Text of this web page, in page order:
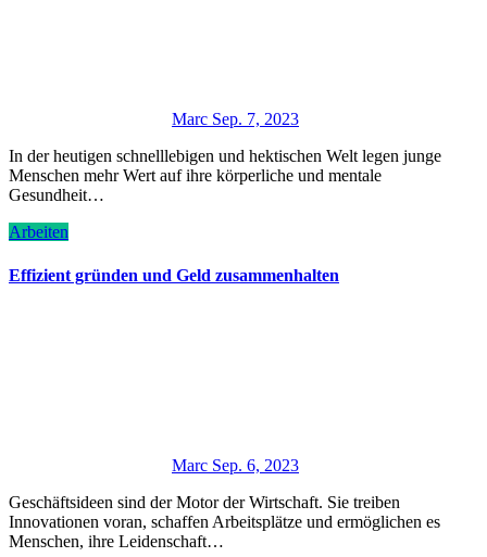
Marc Sep. 7, 2023
In der heutigen schnelllebigen und hektischen Welt legen junge
Menschen mehr Wert auf ihre körperliche und mentale
Gesundheit…
Arbeiten
Effizient gründen und Geld zusammenhalten
Marc Sep. 6, 2023
Geschäftsideen sind der Motor der Wirtschaft. Sie treiben
Innovationen voran, schaffen Arbeitsplätze und ermöglichen es
Menschen, ihre Leidenschaft…